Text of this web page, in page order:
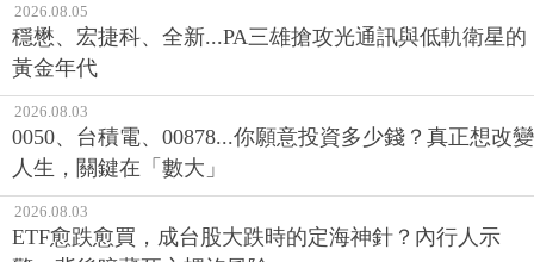
2026.08.05
穩懋、宏捷科、全新...PA三雄搶攻光通訊與低軌衛星的
黃金年代
2026.08.03
0050、台積電、00878...你願意投資多少錢？真正想改變
人生，關鍵在「數大」
2026.08.03
ETF愈跌愈買，成台股大跌時的定海神針？內行人示